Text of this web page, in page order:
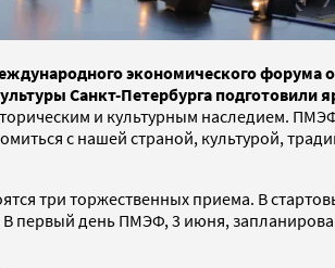
экономического форума
Санкт-Петербурга
и культурным наследием.
с нашей страной, культурой,
три торжественных приема. В
первый день ПМЭФ, 3 июня,